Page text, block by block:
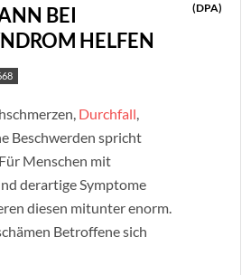
BEI
HELFEN
(DPA)
Durchfall,
Beschwerden spricht
Menschen mit
derartige Symptome
diesen mitunter enorm.
Betroffene sich